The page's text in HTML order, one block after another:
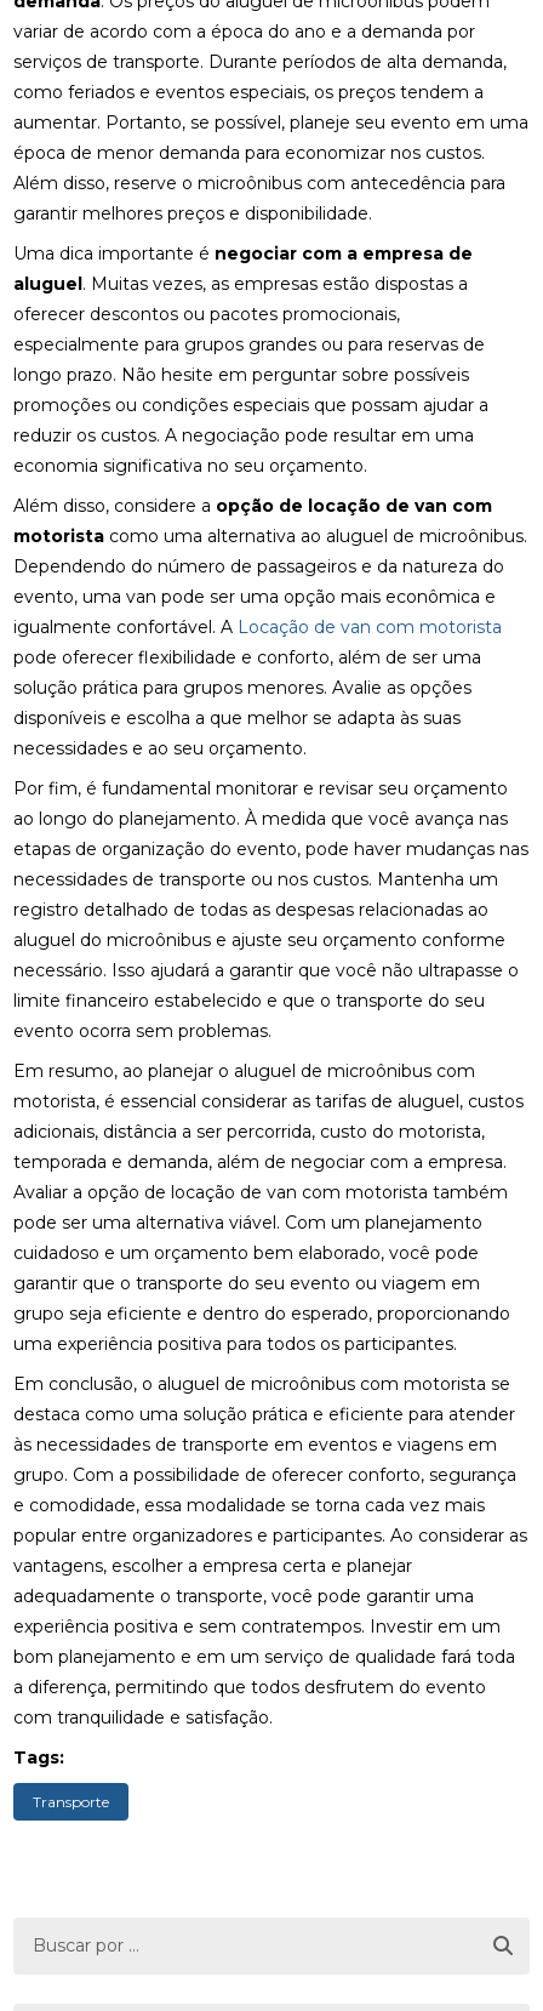
variar de acordo com a época do ano e a demanda por
serviços de transporte. Durante períodos de alta demanda,
como feriados e eventos especiais, os preços tendem a
aumentar. Portanto, se possível, planeje seu evento em uma
época de menor demanda para economizar nos custos.
Além disso, reserve o microônibus com antecedência para
garantir melhores preços e disponibilidade.
Uma dica importante é negociar com a empresa de
aluguel. Muitas vezes, as empresas estão dispostas a
oferecer descontos ou pacotes promocionais,
especialmente para grupos grandes ou para reservas de
longo prazo. Não hesite em perguntar sobre possíveis
promoções ou condições especiais que possam ajudar a
reduzir os custos. A negociação pode resultar em uma
economia significativa no seu orçamento.
Além disso, considere a opção de locação de van com
motorista como uma alternativa ao aluguel de microônibus.
Dependendo do número de passageiros e da natureza do
evento, uma van pode ser uma opção mais econômica e
igualmente confortável. A Locação de van com motorista
pode oferecer flexibilidade e conforto, além de ser uma
solução prática para grupos menores. Avalie as opções
disponíveis e escolha a que melhor se adapta às suas
necessidades e ao seu orçamento.
Por fim, é fundamental monitorar e revisar seu orçamento
ao longo do planejamento. À medida que você avança nas
etapas de organização do evento, pode haver mudanças nas
necessidades de transporte ou nos custos. Mantenha um
registro detalhado de todas as despesas relacionadas ao
aluguel do microônibus e ajuste seu orçamento conforme
necessário. Isso ajudará a garantir que você não ultrapasse o
limite financeiro estabelecido e que o transporte do seu
evento ocorra sem problemas.
Em resumo, ao planejar o aluguel de microônibus com
motorista, é essencial considerar as tarifas de aluguel, custos
adicionais, distância a ser percorrida, custo do motorista,
temporada e demanda, além de negociar com a empresa.
Avaliar a opção de locação de van com motorista também
pode ser uma alternativa viável. Com um planejamento
cuidadoso e um orçamento bem elaborado, você pode
garantir que o transporte do seu evento ou viagem em
grupo seja eficiente e dentro do esperado, proporcionando
uma experiência positiva para todos os participantes.
Em conclusão, o aluguel de microônibus com motorista se
destaca como uma solução prática e eficiente para atender
às necessidades de transporte em eventos e viagens em
grupo. Com a possibilidade de oferecer conforto, segurança
e comodidade, essa modalidade se torna cada vez mais
popular entre organizadores e participantes. Ao considerar as
vantagens, escolher a empresa certa e planejar
adequadamente o transporte, você pode garantir uma
experiência positiva e sem contratempos. Investir em um
bom planejamento e em um serviço de qualidade fará toda
a diferença, permitindo que todos desfrutem do evento
com tranquilidade e satisfação.
Tags:
Transporte